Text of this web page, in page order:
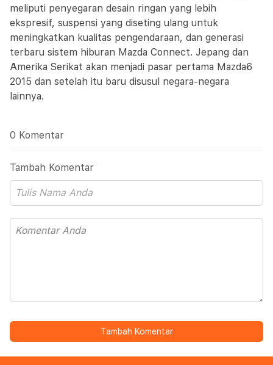
meliputi penyegaran desain ringan yang lebih
ekspresif, suspensi yang diseting ulang untuk
meningkatkan kualitas pengendaraan, dan generasi
terbaru sistem hiburan Mazda Connect. Jepang dan
Amerika Serikat akan menjadi pasar pertama Mazda6
2015 dan setelah itu baru disusul negara-negara
lainnya.
0 Komentar
Tambah Komentar
Tambah Komentar